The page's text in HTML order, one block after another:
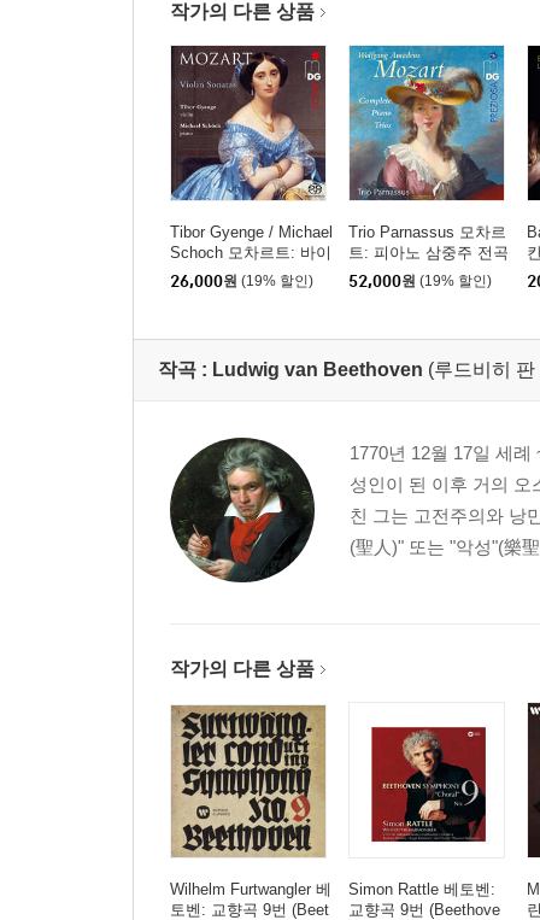
작가의 다른 상품
Tibor Gyenge / Michael
Schoch 모차르트: 바이
올린 소나타집 (Mozart:
Violin Sonatas) [SACD
26,000원 (19% 할인)
Trio Parnassus 모차르
트: 피아노 삼중주 전곡
(Mozart: Complete Pia
no Trios)
52,000원 (19% 할인)
작곡 : Ludwig van Beethoven (루드비히
1770년 12월 17일 세
성인이 된 이후 거의 오
친 그는 고전주의와 낭
(聖人)" 또는 "악성"(樂
작가의 다른 상품
Wilhelm Furtwangler 베
토벤: 교향곡 9번 (Beet
Simon Rattle 베토벤:
교향곡 9번 (Beethove